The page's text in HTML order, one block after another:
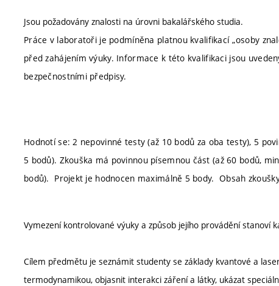
Jsou požadovány znalosti na úrovni bakalářského studia.
Práce v laboratoři je podmíněna platnou kvalifikací „osoby
před zahájením výuky. Informace k této kvalifikaci jsou
bezpečnostními předpisy.
Hodnotí se: 2 nepovinné testy (až 10 bodů za oba testy), 5
5 bodů). Zkouška má povinnou písemnou část (až 60 bodů,
bodů). Projekt je hodnocen maximálně 5 body. Obsah
Vymezení kontrolované výuky a způsob jejího provádění stanoví
Cílem předmětu je seznámit studenty se základy kvantové a
termodynamikou, objasnit interakci záření a látky, ukázat